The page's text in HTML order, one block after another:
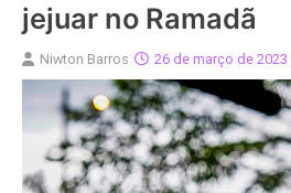
jejuar no Ramadã
Niwton Barros 26 de março de 2023